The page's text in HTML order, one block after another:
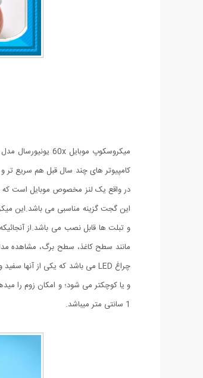
در واقع یک لنز مخصوص موبایل است که
و تبلت ها قابل نصب می باشد.از
مانند سطح کاغذ، سطح برگ، مشاهده
و یا کوچکتر می شود؛ و امکان زوم را
1 سانتی متر میباشد.